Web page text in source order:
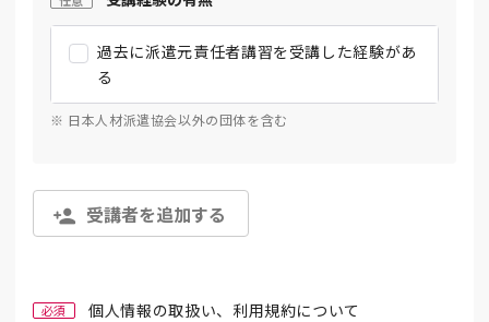
過去に派遣元責任者講習を受講した経験があ
る
※ 日本人材派遣協会以外の団体を含む
受講者を追加する
必須 個人情報の取扱い、利用規約について